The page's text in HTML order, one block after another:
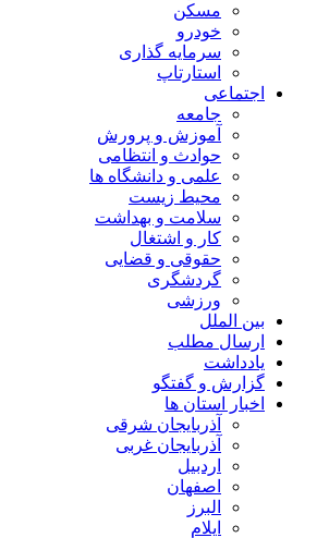
مسکن
خودرو
سرمایه گذاری
استارتاپ
اجتماعی
جامعه
آموزش و پرورش
حوادث و انتظامی
علمی و دانشگاه ها
محیط زیست
سلامت و بهداشت
کار و اشتغال
حقوقی و قضایی
گردشگری
ورزشی
بین الملل
ارسال مطلب
یادداشت
گزارش و گفتگو
اخبار استان ها
آذربایجان شرقی
آذربایجان غربی
اردبیل
اصفهان
البرز
ایلام